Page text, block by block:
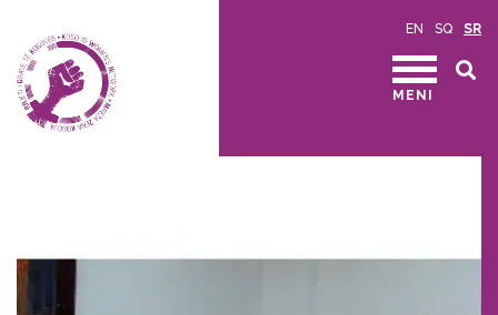
EN SQ SR
MENI